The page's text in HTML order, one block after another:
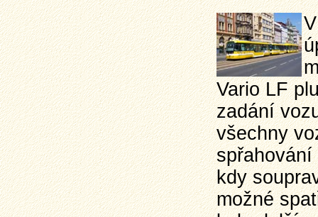
Vario LF
zadání
všechny
kdy
možné